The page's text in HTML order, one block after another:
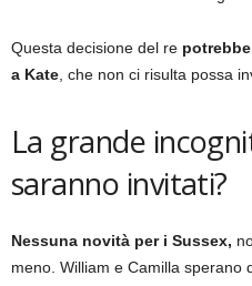
Questa decisione del re
a Kate , che non ci risulta possa
La grande
saranno invitati?
Nessuna novità per i Sussex,
meno. William e Camilla sperano